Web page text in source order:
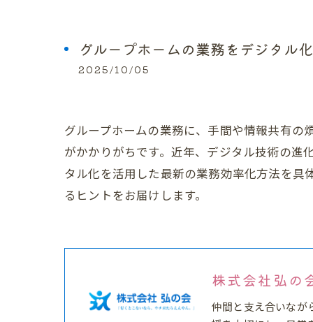
グループホームの業務をデジタル
2025/10/05
グループホームの業務に、手間や情報共有
がかかりがちです。近年、デジタル技術の進
タル化を活用した最新の業務効率化方法を
るヒントをお届けします。
株式会社弘の
仲間と支え合いなが